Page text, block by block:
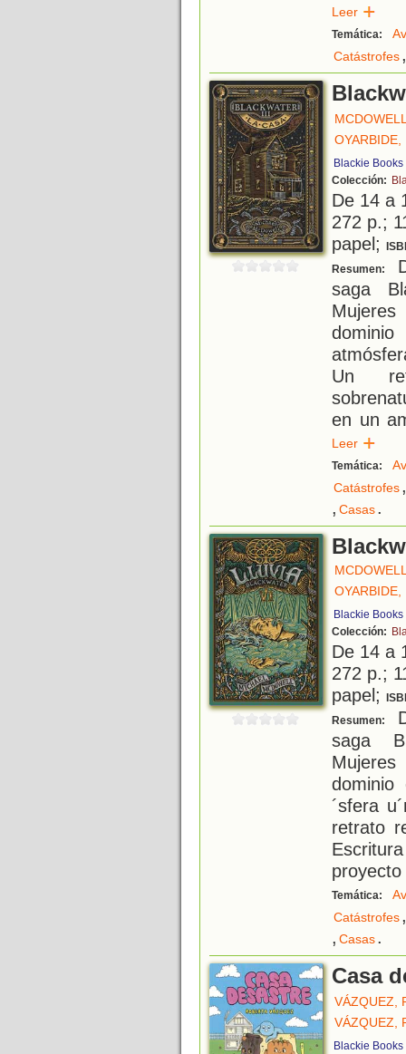
Leer
Temática:
Catástrofes,
OYARBIDE,
Blackie Books
Colección:
De 14 a
272 p.;
papel;
Resumen:
saga
Un
en un
Leer
Temática:
Catástrofes,
, Casas.
OYARBIDE,
Blackie Books
Colección:
De 14 a
272 p.;
papel;
Resumen:
saga
dominio
´sfera
retrato
Temática:
Catástrofes,
, Casas.
Casa
VÁZQUEZ,
VÁZQUEZ,
Blackie Books